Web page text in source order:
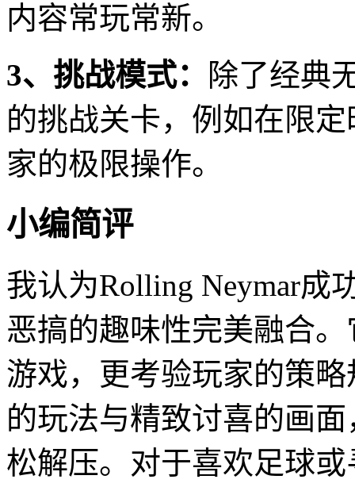
内容常玩常新。
3、挑战模式：
除了经典
的挑战关卡，例如在限
家的极限操作。
小编简评
我认为Rolling Neymar成
恶搞的趣味性完美融合
游戏，更考验玩家的策
的玩法与精致讨喜的画
松解压。对于喜欢足球